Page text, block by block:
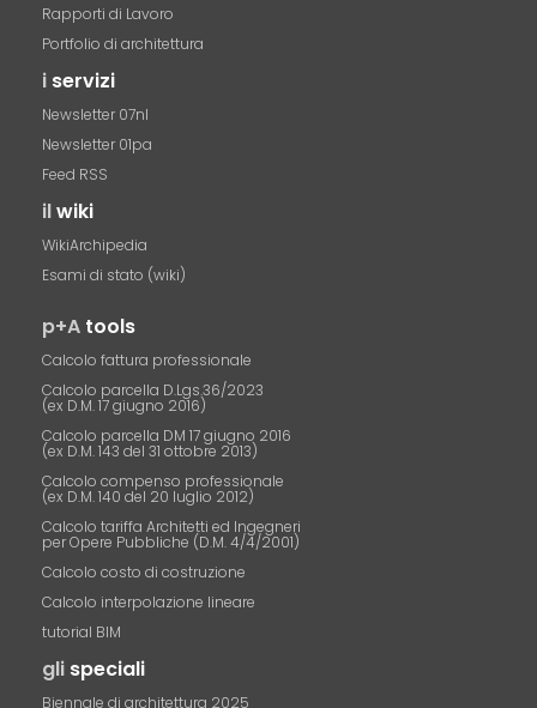
Rapporti di Lavoro
Portfolio di architettura
i servizi
Newsletter 07nl
Newsletter 01pa
Feed RSS
ilwiki
WikiArchipedia
Esami di stato (wiki)
p+A tools
Calcolo fattura professionale
Calcolo parcella D.Lgs.36/2023
(ex D.M. 17 giugno 2016)
Calcolo parcella DM 17 giugno 2016
(ex D.M. 143 del 31 ottobre 2013)
Calcolo compenso professionale
(ex D.M. 140 del 20 luglio 2012)
Calcolo tariffa Architetti ed Ingegneri
per Opere Pubbliche (D.M. 4/4/2001)
Calcolo costo di costruzione
Calcolo interpolazione lineare
tutorial BIM
gli speciali
Biennale di architettura 2025